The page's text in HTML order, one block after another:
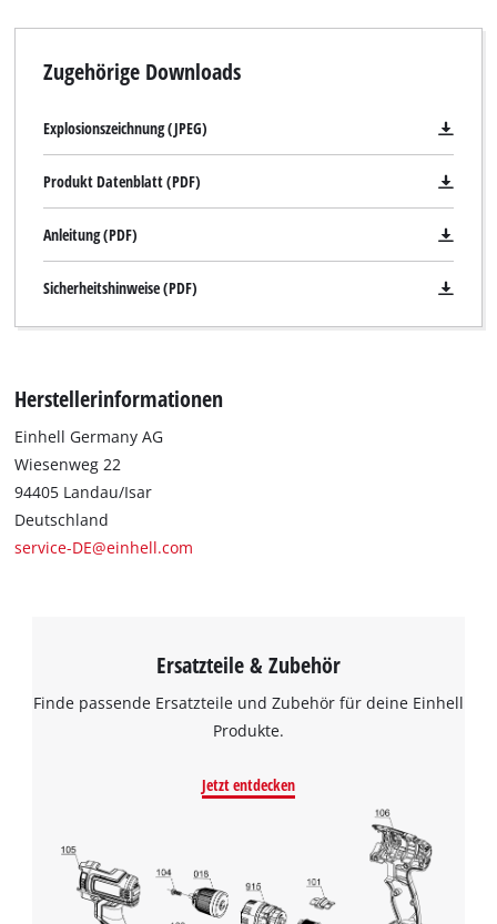
Zugehörige Downloads
Explosionszeichnung (JPEG)
Produkt Datenblatt (PDF)
Anleitung (PDF)
Sicherheitshinweise (PDF)
Herstellerinformationen
Einhell Germany AG
Wiesenweg 22
94405 Landau/Isar
Deutschland
service-DE@einhell.com
Ersatzteile & Zubehör
Finde passende Ersatzteile und Zubehör für deine Einhell
Produkte.
Jetzt entdecken